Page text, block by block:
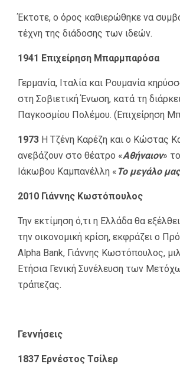
Έκτοτε, ο όρος καθιερώθηκε να
τέχνη της διάδοσης των ιδεών.
1941 Επιχείρηση Μπαρμπαρόσα
Γερμανία, Ιταλία και Ρουμανία
στη Σοβιετική Ένωση, κατά τη
Παγκοσμίου Πολέμου. (Επιχείρηση
1973 Η Τζένη Καρέζη και ο Κώστας
ανεβάζουν στο θέατρο «Αθήναιον»
Ιάκωβου Καμπανέλλη « Το μεγάλο
2010 Γιάννης Κωστόπουλος
Την εκτίμηση ό,τι η Ελλάδα θα
την οικονομική κρίση, εκφράζει ο
Alpha Bank, Γιάννης Κωστόπουλος,
Ετήσια Γενική Συνέλευση των
τράπεζας.
Γεννήσεις
1837 Ερνέστος Τσίλερ